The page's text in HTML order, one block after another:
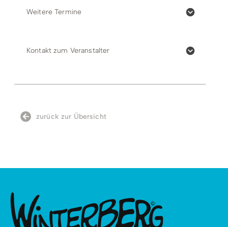
Weitere Termine
Kontakt zum Veranstalter
zurück zur Übersicht